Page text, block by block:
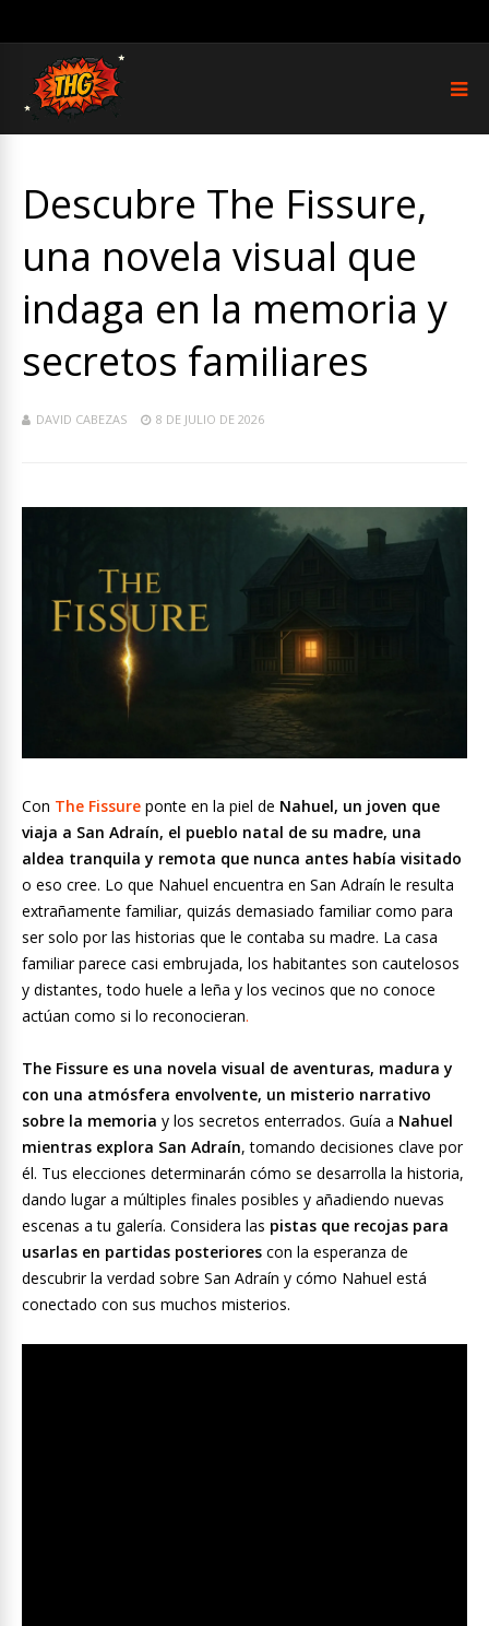
Descubre The Fissure,
una novela visual que
indaga en la memoria y
secretos familiares
DAVID CABEZAS 8 DE JULIO DE 2026
Con The Fissure ponte en la piel de Nahuel, un joven que
viaja a San Adraín, el pueblo natal de su madre, una
aldea tranquila y remota que nunca antes había visitado
o eso cree. Lo que Nahuel encuentra en San Adraín le resulta
extrañamente familiar, quizás demasiado familiar como para
ser solo por las historias que le contaba su madre. La casa
familiar parece casi embrujada, los habitantes son cautelosos
y distantes, todo huele a leña y los vecinos que no conoce
actúan como si lo reconocieran.
The Fissure es una novela visual de aventuras, madura y
con una atmósfera envolvente, un misterio narrativo
sobre la memoria y los secretos enterrados. Guía a Nahuel
mientras explora San Adraín, tomando decisiones clave por
él. Tus elecciones determinarán cómo se desarrolla la historia,
dando lugar a múltiples finales posibles y añadiendo nuevas
escenas a tu galería. Considera las pistas que recojas para
usarlas en partidas posteriores con la esperanza de
descubrir la verdad sobre San Adraín y cómo Nahuel está
conectado con sus muchos misterios.